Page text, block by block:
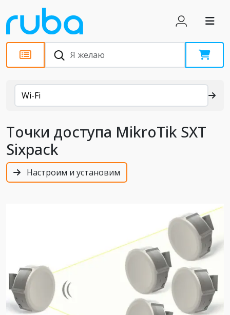
Каталог
Wi-Fi
Точки доступа MikroTik SXT
Sixpack
Настроим и установим